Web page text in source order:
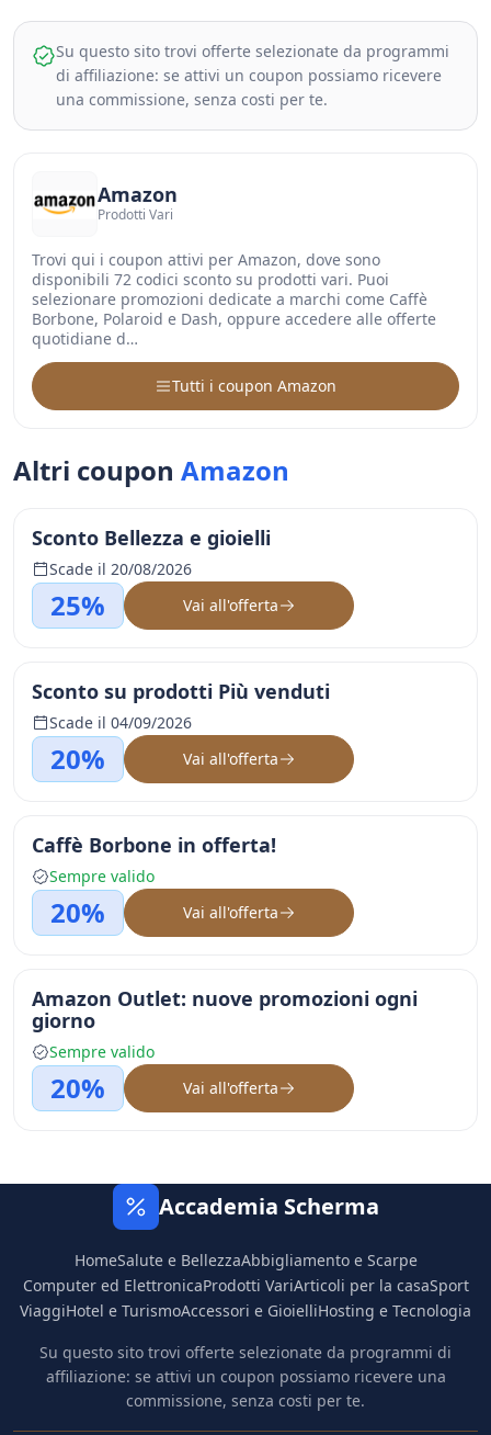
Su questo sito trovi offerte selezionate da programmi
di affiliazione: se attivi un coupon possiamo ricevere
una commissione, senza costi per te.
Amazon
Prodotti Vari
Trovi qui i coupon attivi per Amazon, dove sono
disponibili 72 codici sconto su prodotti vari. Puoi
selezionare promozioni dedicate a marchi come Caffè
Borbone, Polaroid e Dash, oppure accedere alle offerte
quotidiane d…
Tutti i coupon Amazon
Altri coupon Amazon
Sconto Bellezza e gioielli
Scade il 20/08/2026
25% Vai all'offerta
Sconto su prodotti Più venduti
Scade il 04/09/2026
20% Vai all'offerta
Caffè Borbone in offerta!
Sempre valido
20% Vai all'offerta
Amazon Outlet: nuove promozioni ogni
giorno
Sempre valido
20% Vai all'offerta
Accademia Scherma
HomeSalute e BellezzaAbbigliamento e Scarpe
Computer ed ElettronicaProdotti VariArticoli per la casaSport
ViaggiHotel e TurismoAccessori e GioielliHosting e Tecnologia
Su questo sito trovi offerte selezionate da programmi di
affiliazione: se attivi un coupon possiamo ricevere una
commissione, senza costi per te.